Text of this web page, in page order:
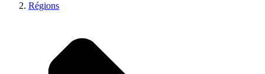
Régions